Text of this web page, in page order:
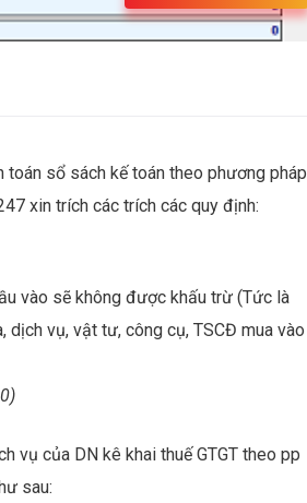
toán sổ sách kế toán theo phương pháp
xin trích các trích các quy định:
vào sẽ không được khấu trừ (Tức là
dịch vụ, vật tư, công cụ, TSCĐ mua vào
vụ của DN kê khai thuế GTGT theo pp
sau: